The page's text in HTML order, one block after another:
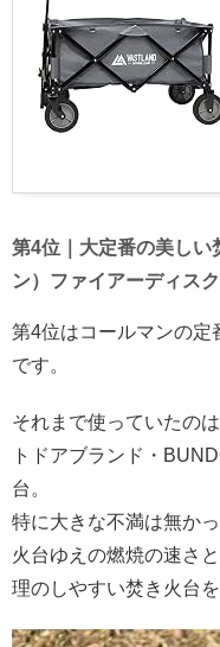
第4位｜大定番の美し
ン）ファイアーディスク
第4位はコールマンの定
です。
それまで使っていたの
トドアブランド・
台。
特に大きな不満は無か
火台ゆえの燃焼の速さ
理のしやすい焚き火台